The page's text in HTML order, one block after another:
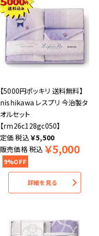
【5000円ポッキリ 送料無料】
nishikawa レスプリ 今治製タ
オルセット
【rm26c128gc050】
税込￥5,500
販売価格税込 ￥5,000
9%OFF
詳細を見る